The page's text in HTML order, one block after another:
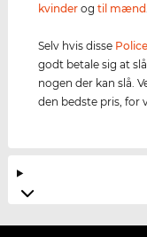
kvinder ogtil mænd
Selv hvis disse Police
godt betale sig at
nogen der kan slå.
den bedste pris, for